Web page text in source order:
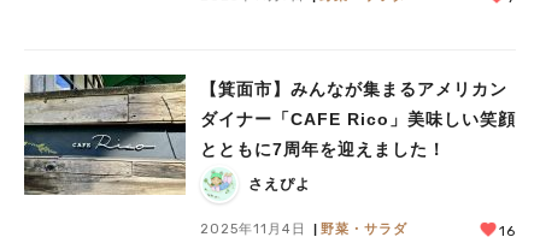
【箕面市】みんなが集まるアメリカン
ダイナー「CAFE Rico」美味しい笑顔
とともに7周年を迎えました！
さえぴよ
2025年11月4日 野菜・サラダ 16